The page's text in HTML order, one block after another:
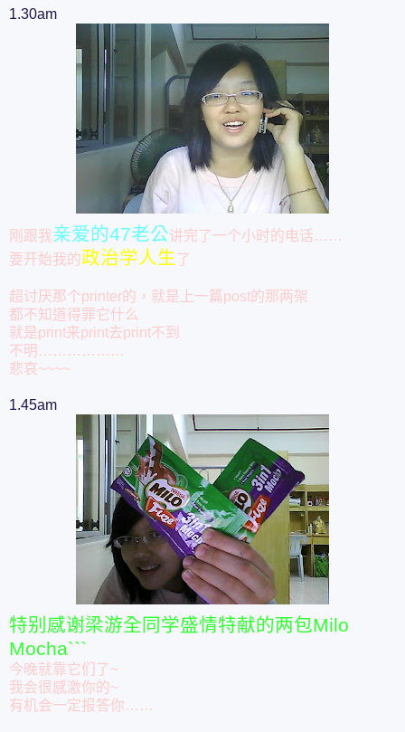
1.30am
刚跟我亲爱的47老公讲完了一个小时的电话……
要开始我的政治学人生 了
超讨厌那个printer的，就是上一篇post的那两架
都不知道得罪它什么
就是print来print去print不到
不明………………
悲哀~~~~
1.45am
特别感谢梁游全同学盛情特献的两包Milo
Mocha```
今晚就靠它们了~
我会很感激你的~
有机会一定报答你……